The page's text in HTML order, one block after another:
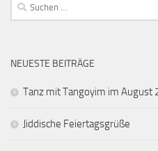
nach:
NEUESTE BEITRÄGE
Tanz mit Tangoyim im August
Jiddische Feiertagsgrüße